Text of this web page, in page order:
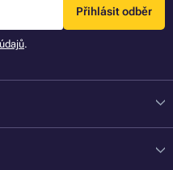
Přihlásit odběr
.